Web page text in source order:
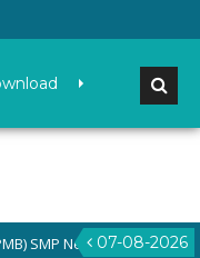
07-08-2026
Negeri 3 Gamping di